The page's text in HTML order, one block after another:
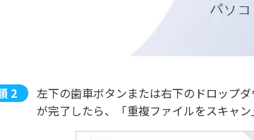
左下の歯車ボタンまたは右下のドロップ
が完了したら、「重複ファイルをスキャ